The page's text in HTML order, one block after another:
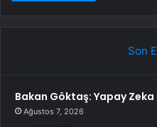
Son
Bakan Göktaş: Yapay Zeka
Ağustos 7, 2026